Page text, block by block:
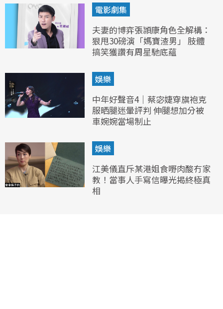
電影劇集
夫妻的博弈張頴康角色全解構：
狠甩30磅演「媽寶渣男」 肢體
搞笑獲讚有周星馳底蘊
娛樂
中年好聲音4｜蔡宓婕穿旗袍克
服晒腿迷暈評判 伸腿想加分被
車婉婉當場制止
娛樂
江美儀直斥某港姐食嘢肉酸冇家
教！當事人手寫信曝光揭終極真
相